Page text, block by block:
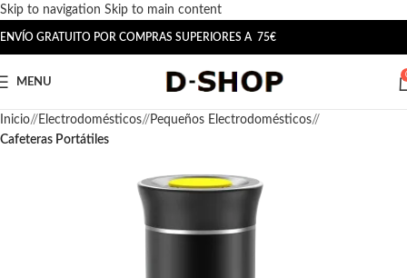
Skip to navigation Skip to main content
ENVÍO GRATUITO POR COMPRAS SUPERIORES A 75€
MENU
Inicio/ Electrodomésticos/ Pequeños Electrodomésticos/
Cafeteras Portátiles